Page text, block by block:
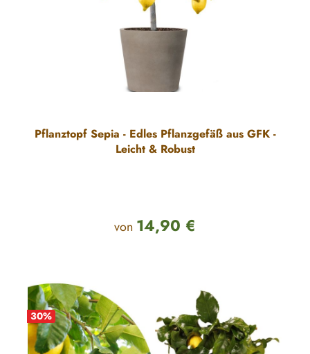
Pflanztopf Sepia - Edles Pflanzgefäß aus GFK -
Leicht & Robust
Regulärer Preis:
von 14,90 €
30%